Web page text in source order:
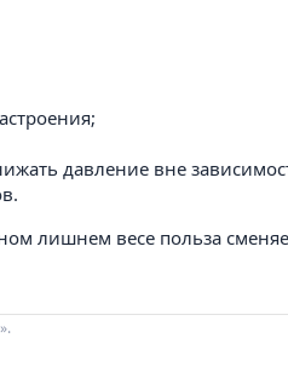
давление вне
лишнем весе польза